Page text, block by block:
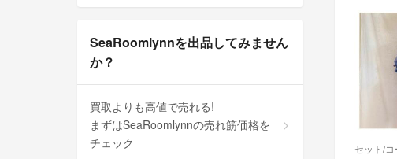
セット/
SeaRoomlynnを出品してみません
か？
買取よりも高値で売れる!
まずはSeaRoomlynnの売れ筋価格を
チェック